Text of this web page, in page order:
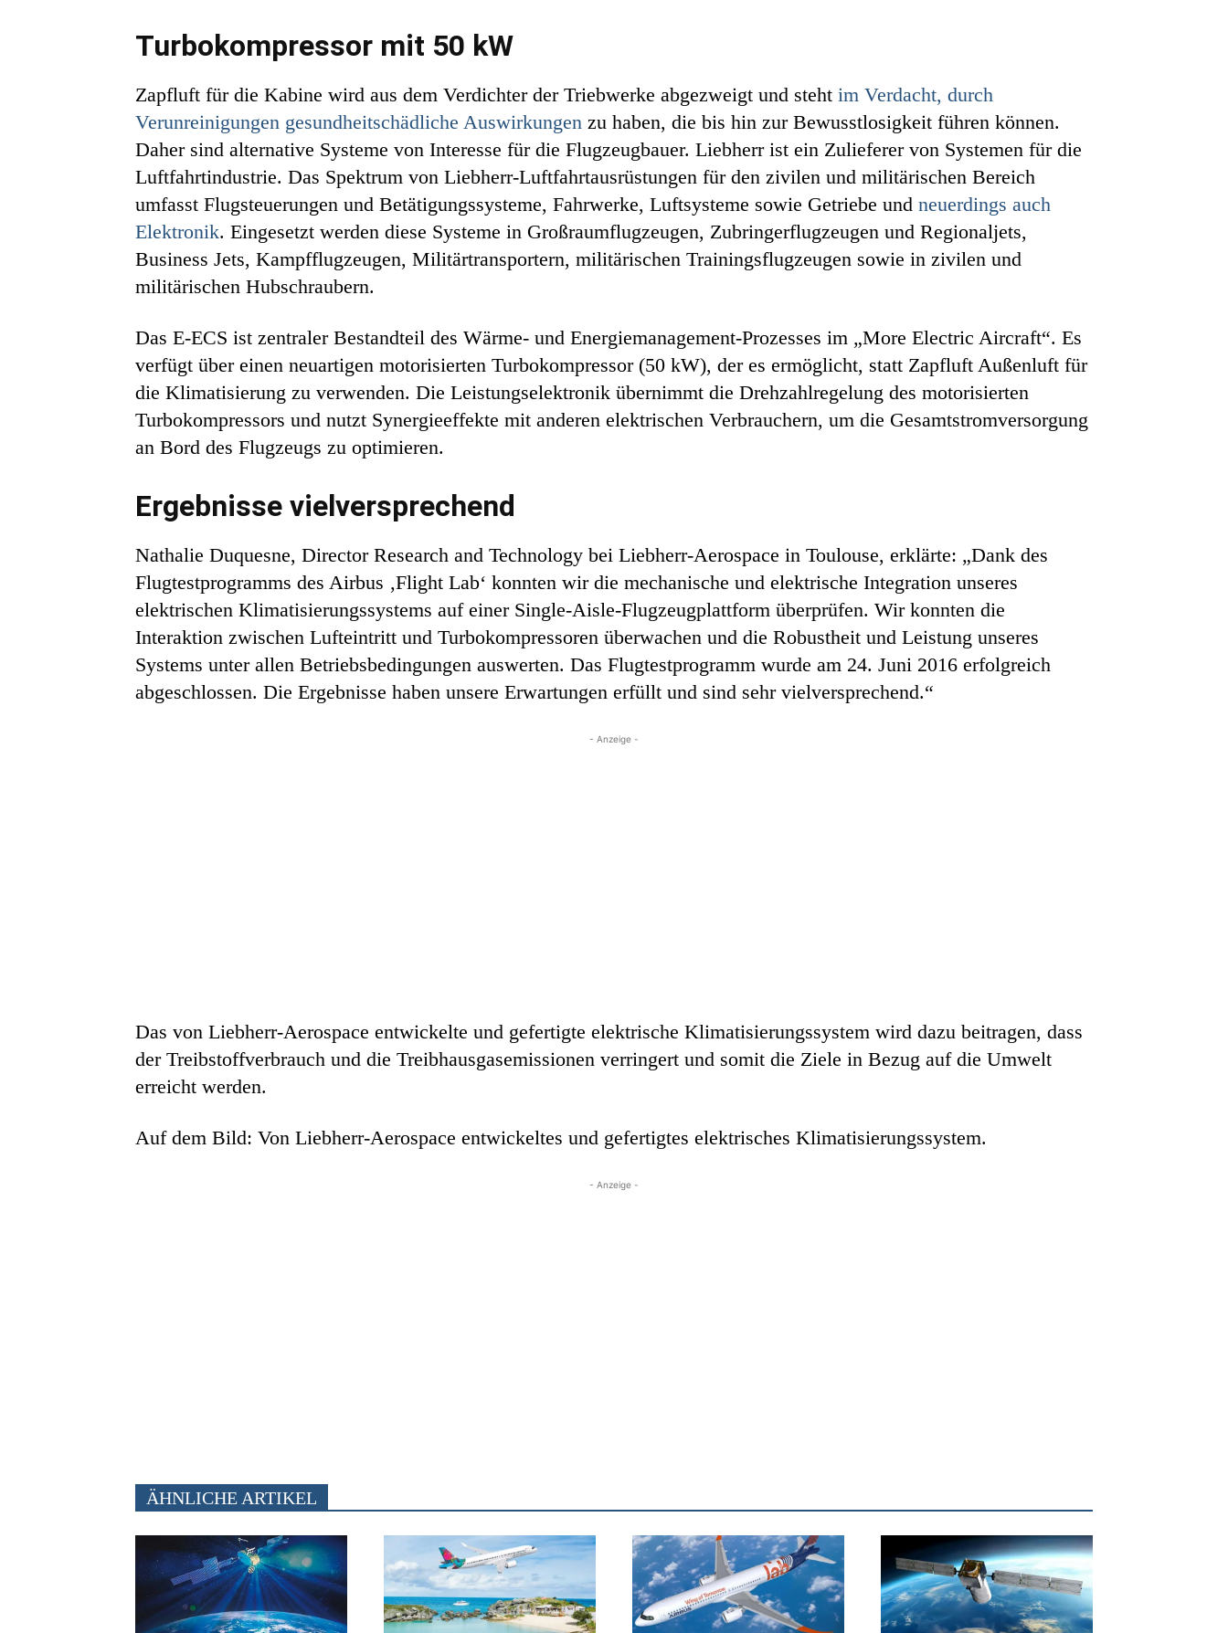
Turbokompressor mit 50 kW
Zapfluft für die Kabine wird aus dem Verdichter der Triebwerke abgezweigt und steht im Verdacht, durch
Verunreinigungen gesundheitschädliche Auswirkungen zu haben, die bis hin zur Bewusstlosigkeit führen können.
Daher sind alternative Systeme von Interesse für die Flugzeugbauer. Liebherr ist ein Zulieferer von Systemen für die
Luftfahrtindustrie. Das Spektrum von Liebherr-Luftfahrtausrüstungen für den zivilen und militärischen Bereich
umfasst Flugsteuerungen und Betätigungssysteme, Fahrwerke, Luftsysteme sowie Getriebe und neuerdings auch
Elektronik. Eingesetzt werden diese Systeme in Großraumflugzeugen, Zubringerflugzeugen und Regionaljets,
Business Jets, Kampfflugzeugen, Militärtransportern, militärischen Trainingsflugzeugen sowie in zivilen und
militärischen Hubschraubern.
Das E-ECS ist zentraler Bestandteil des Wärme- und Energiemanagement-Prozesses im „More Electric Aircraft“. Es
verfügt über einen neuartigen motorisierten Turbokompressor (50 kW), der es ermöglicht, statt Zapfluft Außenluft für
die Klimatisierung zu verwenden. Die Leistungselektronik übernimmt die Drehzahlregelung des motorisierten
Turbokompressors und nutzt Synergieeffekte mit anderen elektrischen Verbrauchern, um die Gesamtstromversorgung
an Bord des Flugzeugs zu optimieren.
Ergebnisse vielversprechend
Nathalie Duquesne, Director Research and Technology bei Liebherr-Aerospace in Toulouse, erklärte: „Dank des
Flugtestprogramms des Airbus ‚Flight Lab‘ konnten wir die mechanische und elektrische Integration unseres
elektrischen Klimatisierungssystems auf einer Single-Aisle-Flugzeugplattform überprüfen. Wir konnten die
Interaktion zwischen Lufteintritt und Turbokompressoren überwachen und die Robustheit und Leistung unseres
Systems unter allen Betriebsbedingungen auswerten. Das Flugtestprogramm wurde am 24. Juni 2016 erfolgreich
abgeschlossen. Die Ergebnisse haben unsere Erwartungen erfüllt und sind sehr vielversprechend.“
- Anzeige -
Das von Liebherr-Aerospace entwickelte und gefertigte elektrische Klimatisierungssystem wird dazu beitragen, dass
der Treibstoffverbrauch und die Treibhausgasemissionen verringert und somit die Ziele in Bezug auf die Umwelt
erreicht werden.
Auf dem Bild: Von Liebherr-Aerospace entwickeltes und gefertigtes elektrisches Klimatisierungssystem.
- Anzeige -
ÄHNLICHE ARTIKEL